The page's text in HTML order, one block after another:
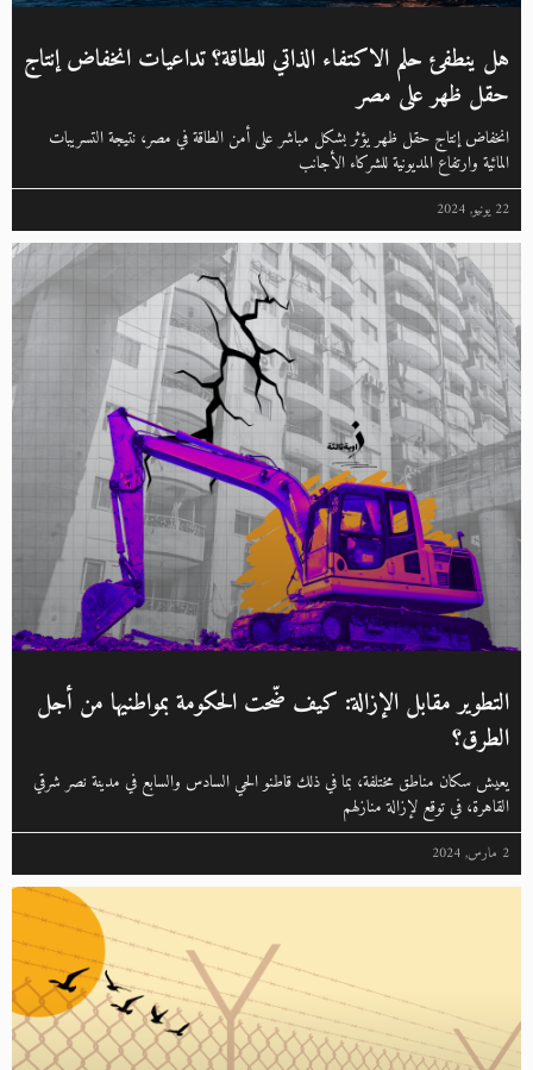
هل ينطفئ حلم الاكتفاء الذاتي للطاقة؟ تداعيات انخفاض إنتاج
حقل ظهر على مصر
انخفاض إنتاج حقل ظهر يؤثر بشكل مباشر على أمن الطاقة في مصر، نتيجة التسريبات
المائية وارتفاع المديونية للشركاء الأجانب
22 يونيو, 2024
التطوير مقابل الإزالة: كيف ضّحت الحكومة بمواطنيها من أجل
الطرق؟
يعيش سكان مناطق مختلفة، بما في ذلك قاطنو الحي السادس والسابع في مدينة نصر شرقي
القاهرة، في توقع لإزالة منازلهم
2 مارس, 2024